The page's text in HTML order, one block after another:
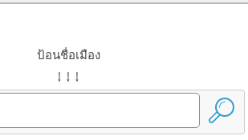
ป้อนชื่อเมือง
↓ ↓ ↓